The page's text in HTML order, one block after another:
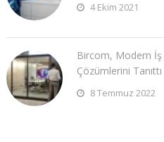
4 Ekim 2021
Bircom, Modern
Çözümlerini Tanıttı
8 Temmuz 2022